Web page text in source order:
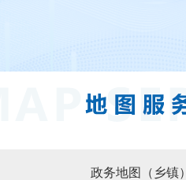
政务地图（乡镇）